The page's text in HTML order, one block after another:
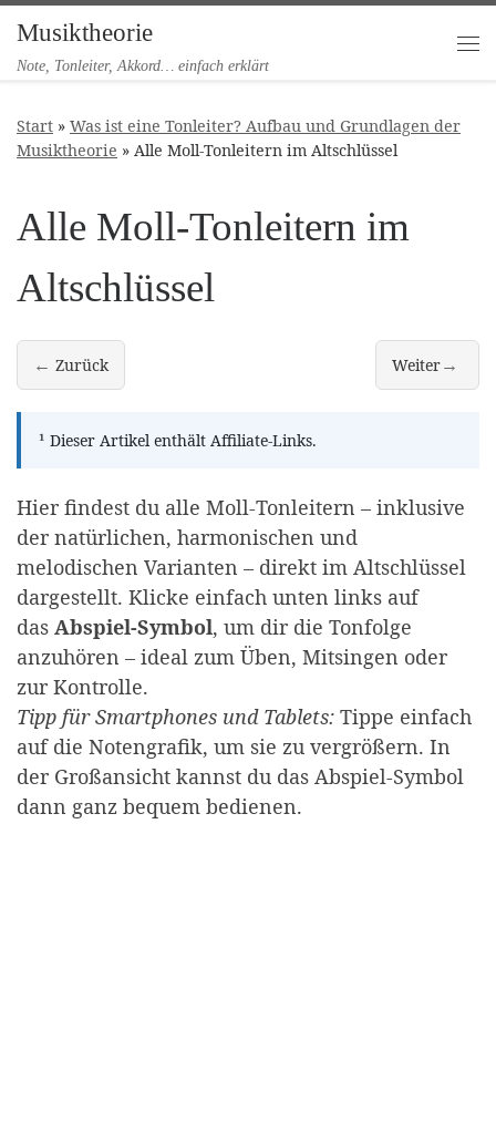
Zum Inhalt springen
Musiktheorie
Note, Tonleiter, Akkord… einfach erklärt
Start » Was ist eine Tonleiter? Aufbau und Grundlagen der
Musiktheorie » Alle Moll-Tonleitern im Altschlüssel
Alle Moll-Tonleitern im
Altschlüssel
← Zurück
Alle Moll-Tonleitern im Bassschlüssel
Weiter
melodische
→
¹ Dieser Artikel enthält Affiliate-Links.
Hier findest du alle Moll-Tonleitern – inklusive
der natürlichen, harmonischen und
melodischen Varianten – direkt im Altschlüssel
dargestellt. Klicke einfach unten links auf
das Abspiel-Symbol, um dir die Tonfolge
anzuhören – ideal zum Üben, Mitsingen oder
zur Kontrolle.
Tipp für Smartphones und Tablets: Tippe einfach
auf die Notengrafik, um sie zu vergrößern. In
der Großansicht kannst du das Abspiel-Symbol
dann ganz bequem bedienen.